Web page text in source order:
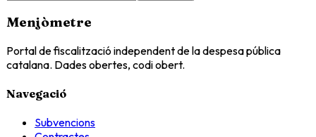
Menjòmetre
Portal de fiscalització independent de la despesa pública
catalana. Dades obertes, codi obert.
Navegació
Subvencions